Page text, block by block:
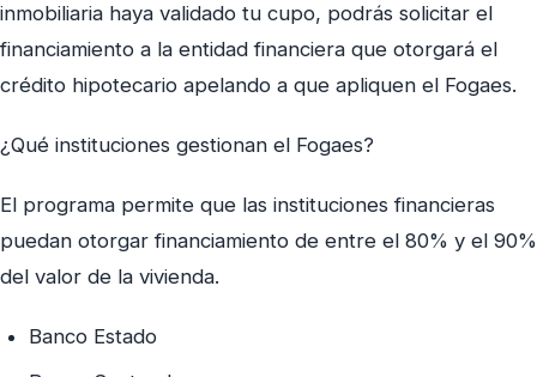
inmobiliaria haya validado tu cupo, podrás solicitar el
financiamiento a la entidad financiera que otorgará el
crédito hipotecario apelando a que apliquen el Fogaes.
¿Qué instituciones gestionan el Fogaes?
El programa permite que las instituciones financieras
puedan otorgar financiamiento de entre el 80% y el 90%
del valor de la vivienda.
Banco Estado